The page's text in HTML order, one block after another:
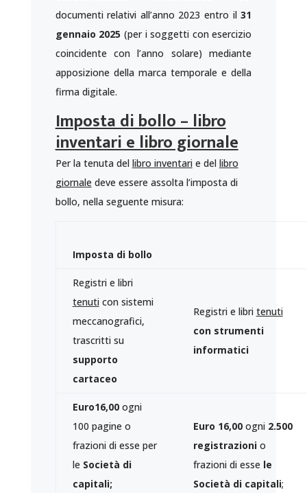
documenti relativi all’anno 2023 entro il31
gennaio 2025 (per i soggetti con esercizio
coincidente con l’anno solare) mediante
apposizione della marca temporale e della
firma digitale.
Imposta di bollo – libro
inventari e libro giornale
Per la tenuta del libro inventarie del libro
giornale deve essere assolta l’imposta di
bollo, nella seguente misura:
Imposta di bollo
Registri e libri
tenuticon sistemi
meccanografici,
trascritti su
supporto
cartaceo
Registri e libri tenuti
con strumenti
informatici
Euro16,00ogni
100 pagine o
frazioni di esse per
le Società di
capitali;
Euro 16,00 ogni 2.500
registrazioni o
frazioni di esse le
Società di capitali;